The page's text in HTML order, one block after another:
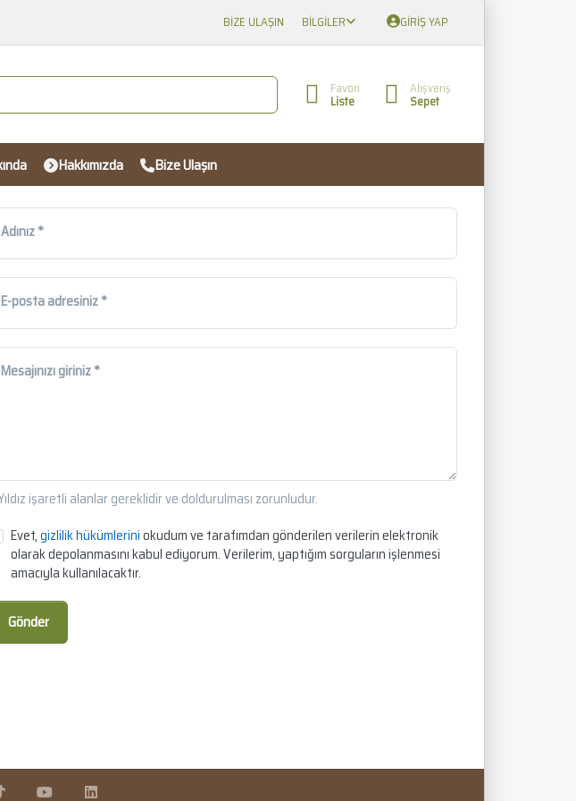
BIZE ULAŞIN BILGILER GIRIŞ YAP
Favori
Liste
Alışveriş
Sepet
Hakkımızda Bize Ulaşın
Adınız
E-posta adresiniz
Mesajınızı giriniz
işaretli alanlar gereklidir ve doldurulması zorunludur.
Evet,gizlilik hükümleriniokudum ve tarafımdan gönderilen verilerin elektronik
olarak depolanmasını kabul ediyorum. Verilerim, yaptığım sorguların işlenmesi
amacıyla kullanılacaktır.
Gönder